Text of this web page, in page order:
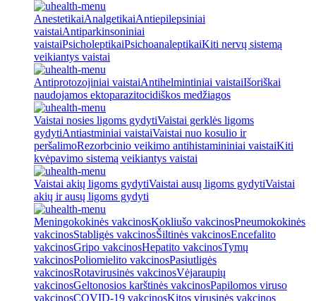
AnestetikaiAnalgetikaiAntiepilepsiniai
vaistaiAntiparkinsoniniai
vaistaiPsicholeptikaiPsichoanaleptikaiKiti nervų sistemą
veikiantys vaistai
Antiprotozojiniai vaistaiAntihelmintiniai vaistaiIšoriškai
naudojamos ektoparazitocidiškos medžiagos
Vaistai nosies ligoms gydytiVaistai gerklės ligoms
gydytiAntiastminiai vaistaiVaistai nuo kosulio ir
peršalimoRezorbcinio veikimo antihistamininiai vaistaiKiti
kvėpavimo sistemą veikiantys vaistai
Vaistai akių ligoms gydytiVaistai ausų ligoms gydytiVaistai
akių ir ausų ligoms gydyti
Meningokokinės vakcinosKokliušo vakcinosPneumokokinės
vakcinosStabligės vakcinosŠiltinės vakcinosEncefalito
vakcinosGripo vakcinosHepatito vakcinosTymų
vakcinosPoliomielito vakcinosPasiutligės
vakcinosRotavirusinės vakcinosVėjaraupių
vakcinosGeltonosios karštinės vakcinosPapilomos viruso
vakcinosCOVID-19 vakcinosKitos virusinės vakcinos